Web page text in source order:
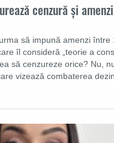
cenzură și
să impună amenzi între
îl consideră „teorie a
să cenzureze orice? Nu,
vizează combaterea